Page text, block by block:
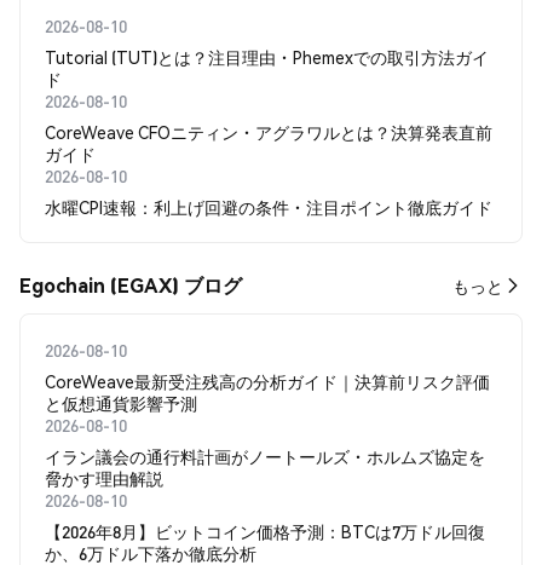
2026-08-10
Tutorial (TUT)とは？注目理由・Phemexでの取引方法ガイ
ド
2026-08-10
CoreWeave CFOニティン・アグラワルとは？決算発表直前
ガイド
2026-08-10
水曜CPI速報：利上げ回避の条件・注目ポイント徹底ガイド
Egochain (EGAX) ブログ もっと
2026-08-10
CoreWeave最新受注残高の分析ガイド｜決算前リスク評価
と仮想通貨影響予測
2026-08-10
イラン議会の通行料計画がノートールズ・ホルムズ協定を
脅かす理由解説
2026-08-10
【2026年8月】ビットコイン価格予測：BTCは7万ドル回復
か、6万ドル下落か徹底分析